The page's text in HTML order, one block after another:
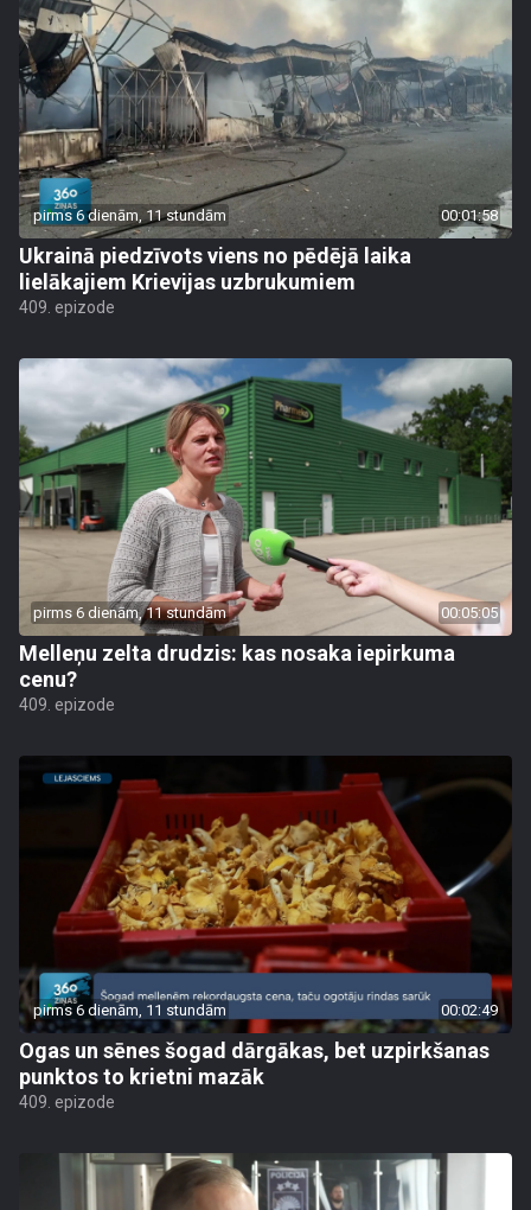
pirms 6 dienām, 11 stundām 00:01:58
Ukrainā piedzīvots viens no pēdējā laika
lielākajiem Krievijas uzbrukumiem
409. epizode
pirms 6 dienām, 11 stundām 00:05:05
Melleņu zelta drudzis: kas nosaka iepirkuma
cenu?
409. epizode
pirms 6 dienām, 11 stundām 00:02:49
Ogas un sēnes šogad dārgākas, bet uzpirkšanas
punktos to krietni mazāk
409. epizode